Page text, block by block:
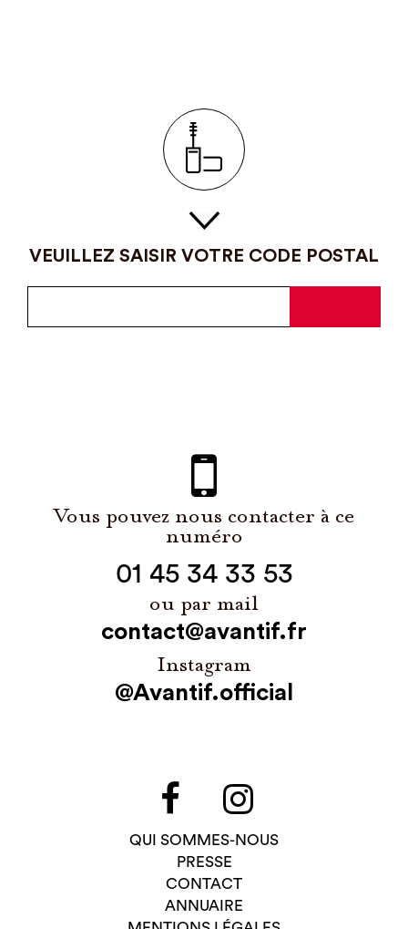
VEUILLEZ SAISIR VOTRE CODE POSTAL
Vous pouvez nous contacter à ce
numéro
01 45 34 33 53
ou par mail
contact@avantif.fr
Instagram
@Avantif.official
QUI SOMMES-NOUS
PRESSE
CONTACT
ANNUAIRE